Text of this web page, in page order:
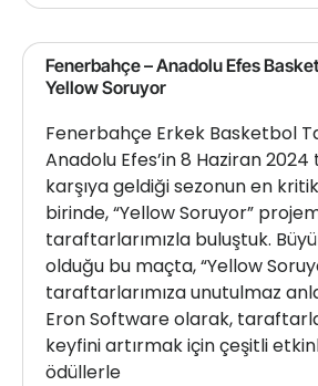
Fenerbahçe – Anadolu Efes
Yellow Soruyor
Fenerbahçe Erkek Basketbol
Anadolu Efes’in 8 Haziran
karşıya geldiği sezonun en
birinde, “Yellow Soruyor”
taraftarlarımızla buluştuk.
olduğu bu maçta, “Yellow
taraftarlarımıza unutulmaz
Eron Software olarak,
keyfini artırmak için çeşitli
ödüllerle